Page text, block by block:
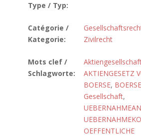
Type / Typ:
Catégorie /
Kategorie:
Zivilrecht
Mots clef /
Schlagworte:
AKTIENGESETZ
BOERSE,
Gesellschaft,
OEFFENTLICHE